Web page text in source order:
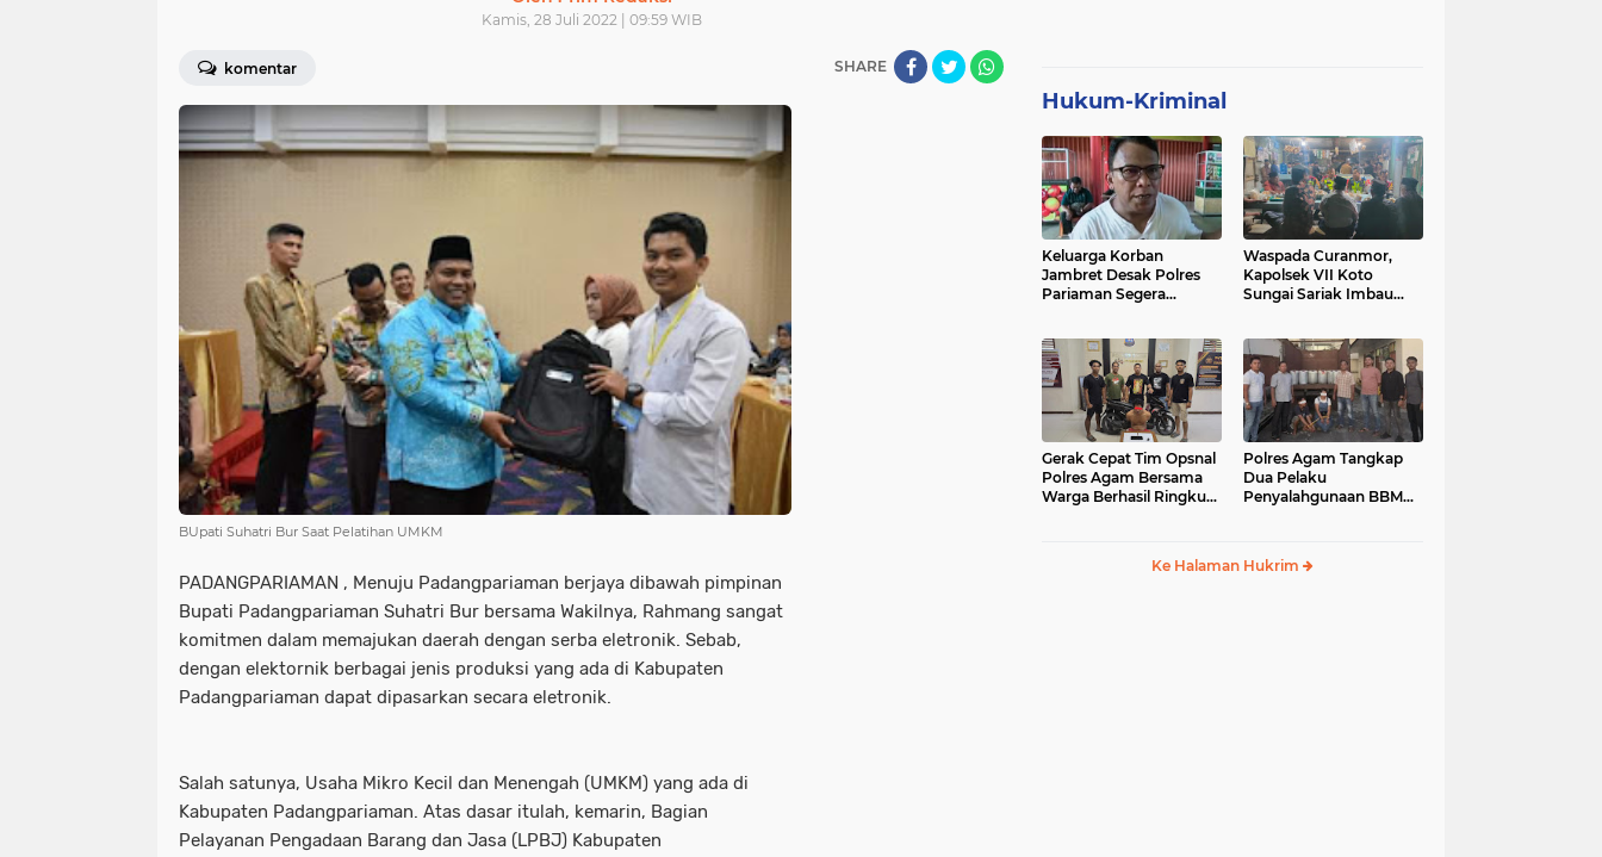
Kamis, 28 Juli 2022 | 09:59 WIB
komentar SHARE
BUpati Suhatri Bur Saat Pelatihan UMKM
PADANGPARIAMAN , Menuju Padangpariaman berjaya dibawah pimpinan
Bupati Padangpariaman Suhatri Bur bersama Wakilnya, Rahmang sangat
komitmen dalam memajukan daerah dengan serba eletronik. Sebab,
dengan elektornik berbagai jenis produksi yang ada di Kabupaten
Padangpariaman dapat dipasarkan secara eletronik.
Salah satunya, Usaha Mikro Kecil dan Menengah (UMKM) yang ada di
Kabupaten Padangpariaman. Atas dasar itulah, kemarin, Bagian
Pelayanan Pengadaan Barang dan Jasa (LPBJ) Kabupaten
Hukum-Kriminal
Keluarga Korban
Jambret Desak Polres
Pariaman Segera
Waspada Curanmor,
Kapolsek VII Koto
Sungai Sariak Imbau
Gerak Cepat Tim Opsnal
Polres Agam Bersama
Warga Berhasil Ringkus
Polres Agam Tangkap
Dua Pelaku
Penyalahgunaan BBM
Ke Halaman Hukrim